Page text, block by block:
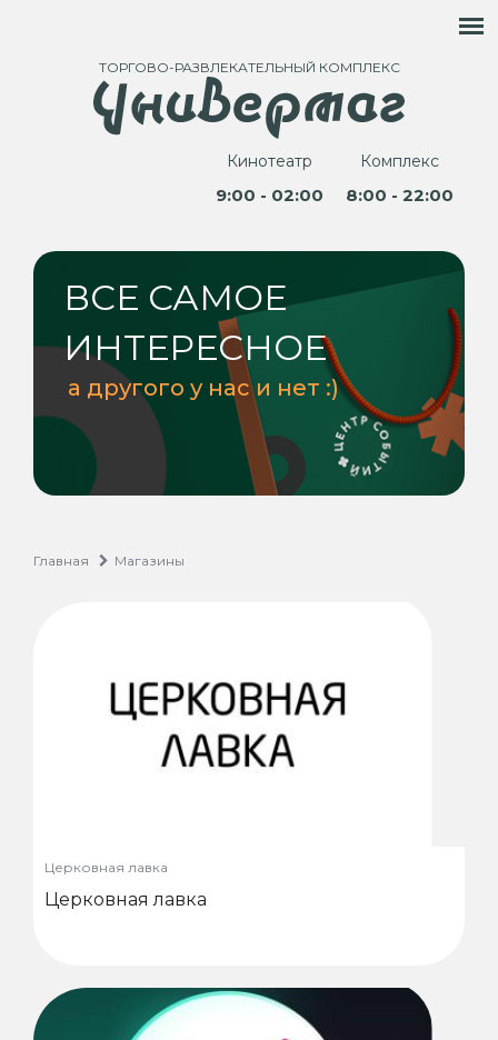
ТОРГОВО-РАЗВЛЕКАТЕЛЬНЫЙ КОМПЛЕКС
Кинотеатр
9:00 - 02:00
Комплекс
8:00 - 22:00
ВСЕ САМОЕ
ИНТЕРЕСНОЕ
а другого у нас и нет :)
Главная Магазины
Церковная лавка
Церковная лавка